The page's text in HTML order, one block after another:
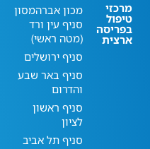
מרכזי
טיפול
בפריסה
ארצית
מכון אברהמסון
סניף עין ורד
(מטה ראשי)
סניף ירושלים
סניף באר שבע
והדרום
סניף ראשון
לציון
סניף תל אביב